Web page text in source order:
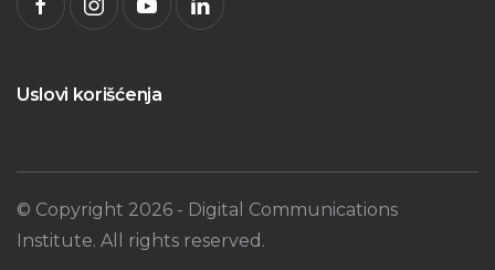
Uslovi korišćenja
© Copyright 2026 - Digital Communications
Institute. All rights reserved.